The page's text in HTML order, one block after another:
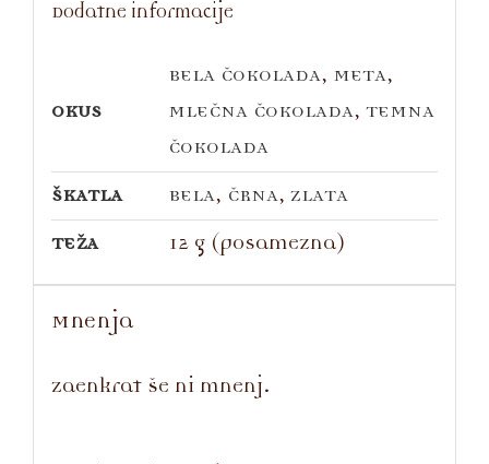
Dodatne informacije
OKUS
BELA ČOKOLADA, META,
MLEČNA ČOKOLADA, TEMNA
ČOKOLADA
ŠKATLA BELA, ČRNA, ZLATA
TEŽA 12 g (posamezna)
Mnenja
Zaenkrat še ni mnenj.